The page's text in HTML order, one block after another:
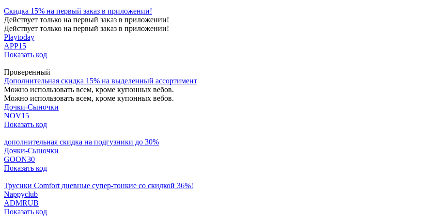
Скидка 15% на первый заказ в приложении!
Действует только на первый заказ в приложении!
Действует только на первый заказ в приложении!
Playtoday
APP15
Показать код
Проверенный
Дополнительная скидка 15% на выделенный ассортимент
Можно использовать всем, кроме купонных вебов.
Можно использовать всем, кроме купонных вебов.
Дочки-Сыночки
NOV15
Показать код
дополнительная скидка на подгузники до 30%
Дочки-Сыночки
GOON30
Показать код
Трусики Comfort дневные супер-тонкие со скидкой 36%!
Nappyclub
ADMRUB
Показать код